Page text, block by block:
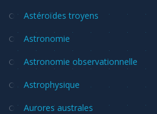
Astéroïdes troyens
Astronomie
Astronomie observationnelle
Astrophysique
Aurores australes